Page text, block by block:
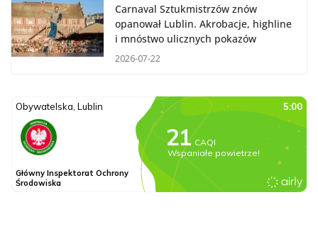
Carnaval Sztukmistrzów znów
opanował Lublin. Akrobacje, highline
i mnóstwo ulicznych pokazów
2026-07-22